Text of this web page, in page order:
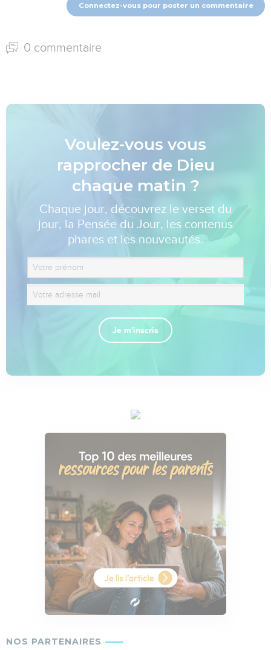
Connectez-vous pour poster un commentaire
0 commentaire
Voulez-vous vous
rapprocher de Dieu
chaque matin ?
Chaque jour, découvrez le verset du
jour, la Pensée du Jour, les contenus
phares et les nouveautés.
Je m'inscris